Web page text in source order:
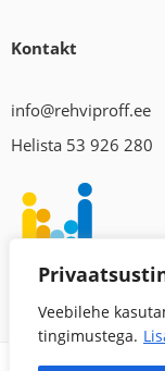
Veebilehe
tingimustega.
Kontakt
info@rehviproff.ee
Helista 53 926 280